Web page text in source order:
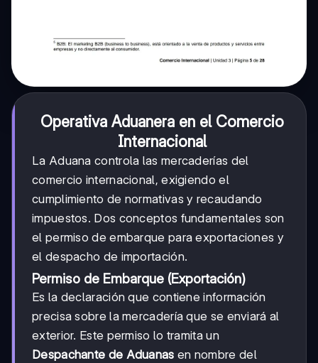
Operativa Aduanera en el Comercio
Internacional
La Aduana controla las mercaderías del
comercio internacional, exigiendo el
cumplimiento de normativas y recaudando
impuestos. Dos conceptos fundamentales son
el permiso de embarque para exportaciones y
el despacho de importación.
Permiso de Embarque (Exportación)
Es la declaración que contiene información
precisa sobre la mercadería que se enviará al
exterior. Este permiso lo tramita un
Despachante de Aduanas en nombre del